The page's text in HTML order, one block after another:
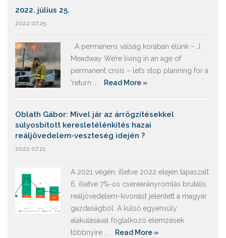
2022. július 25.
2022.07.25.
A permanens válság korában élünk – J.
Meadway We’re living in an age of
permanent crisis – let’s stop planning for a
‘return ...
Read More »
Oblath Gábor: Mivel jár az árrögzítésekkel
súlyosbított keresletélénkítés hazai
reáljövedelem-veszteség idején ?
2022.07.21.
A 2021 végén, illetve 2022 elején tapaszalt
6, illetve 7%-os cserearányromlás brutális
reáljövedelem-kivonást jelentett a magyar
gazdaságból. A külső egyensúly
alakulásával foglalkozó elemzések
többnyire ...
Read More »